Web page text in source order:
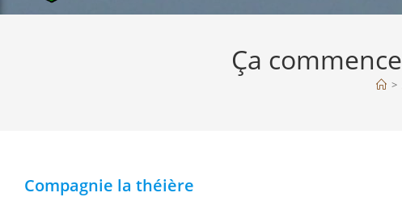
Ça
>
Compagnie la théière